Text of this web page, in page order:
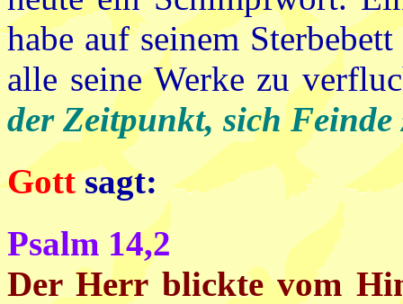
habe auf seinem
alle seine Werke zu
der Zeitpunkt, sich Feinde
Gottsagt:
Psalm 14,2
Der Herr blickte vom